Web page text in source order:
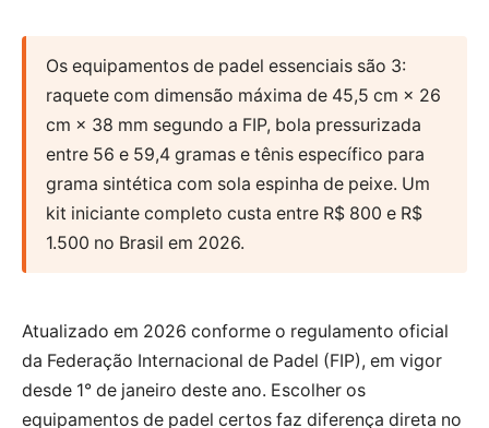
Os equipamentos de padel essenciais são 3:
raquete com dimensão máxima de 45,5 cm × 26
cm × 38 mm segundo a FIP, bola pressurizada
entre 56 e 59,4 gramas e tênis específico para
grama sintética com sola espinha de peixe. Um
kit iniciante completo custa entre R$ 800 e R$
1.500 no Brasil em 2026.
Atualizado em 2026 conforme o regulamento oficial
da Federação Internacional de Padel (FIP), em vigor
desde 1° de janeiro deste ano. Escolher os
equipamentos de padel certos faz diferença direta no